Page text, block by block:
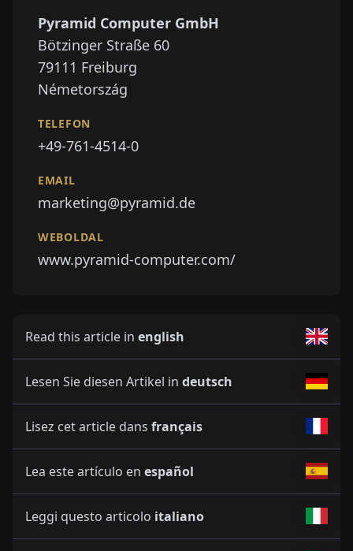
Pyramid Computer GmbH
Bötzinger Straße 60
79111 Freiburg
Németország
TELEFON
+49-761-4514-0
EMAIL
marketing@pyramid.de
WEBOLDAL
www.pyramid-computer.com/
Read this article in english
Lesen Sie diesen Artikel in deutsch
Lisez cet article dans français
Lea este artículo en español
Leggi questo articolo italiano